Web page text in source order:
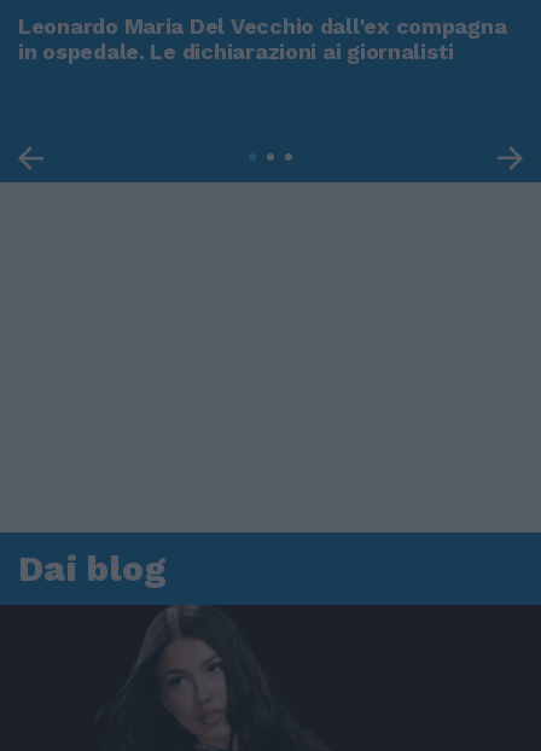
Leonardo Maria Del Vecchio dall'ex compagna
in ospedale. Le dichiarazioni ai giornalisti
Dai blog